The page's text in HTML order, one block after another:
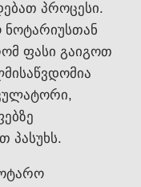
პროცესი.
ნოტარიუსთან
ფასი გაიგოთ
პასუხს.